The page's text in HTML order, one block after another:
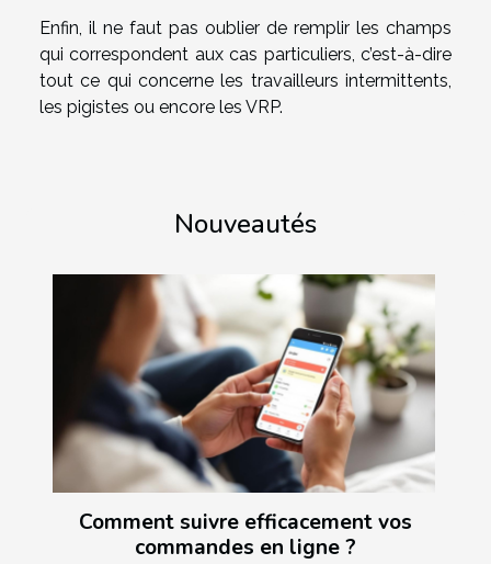
Enfin, il ne faut pas oublier de remplir les champs
qui correspondent aux cas particuliers, c’est-à-dire
tout ce qui concerne les travailleurs intermittents,
les pigistes ou encore les VRP.
Nouveautés
Comment suivre efficacement vos
commandes en ligne ?